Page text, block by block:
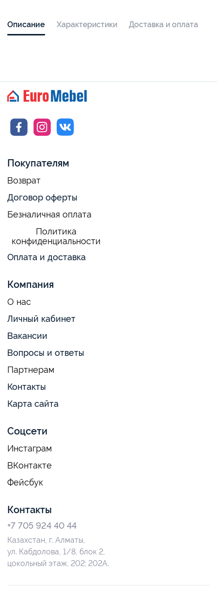
Описание Характеристики Доставка и оплата
Покупателям
Возврат
Договор оферты
Безналичная оплата
Политика
конфиденциальности
Оплата и доставка
Компания
О нас
Личный кабинет
Вакансии
Вопросы и ответы
Партнерам
Контакты
Карта сайта
Соцсети
Инстаграм
ВКонтакте
Фейсбук
Контакты
+7 705 924 40 44
Казахстан, г. Алматы,
ул. Кабдолова, 1/8, блок 2,
цокольный этаж, 202; 202А.